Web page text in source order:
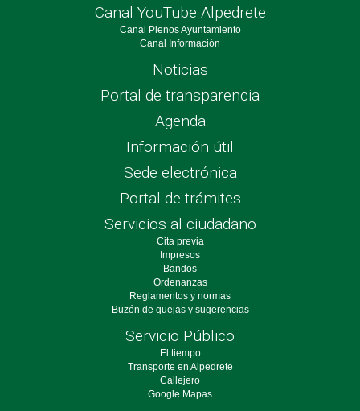
Canal YouTube Alpedrete
Canal Plenos Ayuntamiento
Canal Información
Noticias
Portal de transparencia
Agenda
Información útil
Sede electrónica
Portal de trámites
Servicios al ciudadano
Cita previa
Impresos
Bandos
Ordenanzas
Reglamentos y normas
Buzón de quejas y sugerencias
Servicio Público
El tiempo
Transporte en Alpedrete
Callejero
Google Mapas